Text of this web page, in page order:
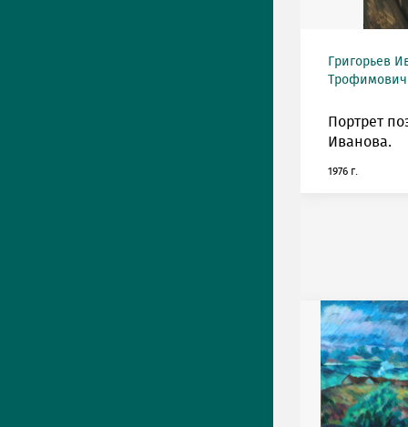
Григорьев
Трофимович
Портрет
Иванова.
1976 г.